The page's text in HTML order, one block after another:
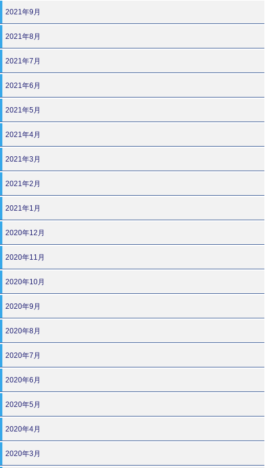
2021年9月
2021年8月
2021年7月
2021年6月
2021年5月
2021年4月
2021年3月
2021年2月
2021年1月
2020年12月
2020年11月
2020年10月
2020年9月
2020年8月
2020年7月
2020年6月
2020年5月
2020年4月
2020年3月